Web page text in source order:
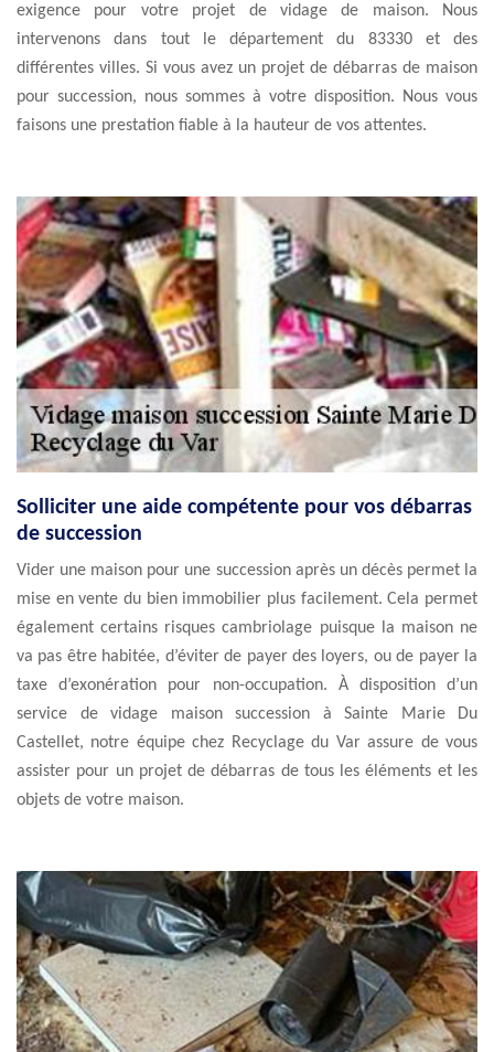
exigence pour votre projet de vidage de maison. Nous
intervenons dans tout le département du 83330 et des
différentes villes. Si vous avez un projet de débarras de maison
pour succession, nous sommes à votre disposition. Nous vous
faisons une prestation fiable à la hauteur de vos attentes.
Solliciter une aide compétente pour vos débarras
de succession
Vider une maison pour une succession après un décès permet la
mise en vente du bien immobilier plus facilement. Cela permet
également certains risques cambriolage puisque la maison ne
va pas être habitée, d’éviter de payer des loyers, ou de payer la
taxe d’exonération pour non-occupation. À disposition d’un
service de vidage maison succession à Sainte Marie Du
Castellet, notre équipe chez Recyclage du Var assure de vous
assister pour un projet de débarras de tous les éléments et les
objets de votre maison.